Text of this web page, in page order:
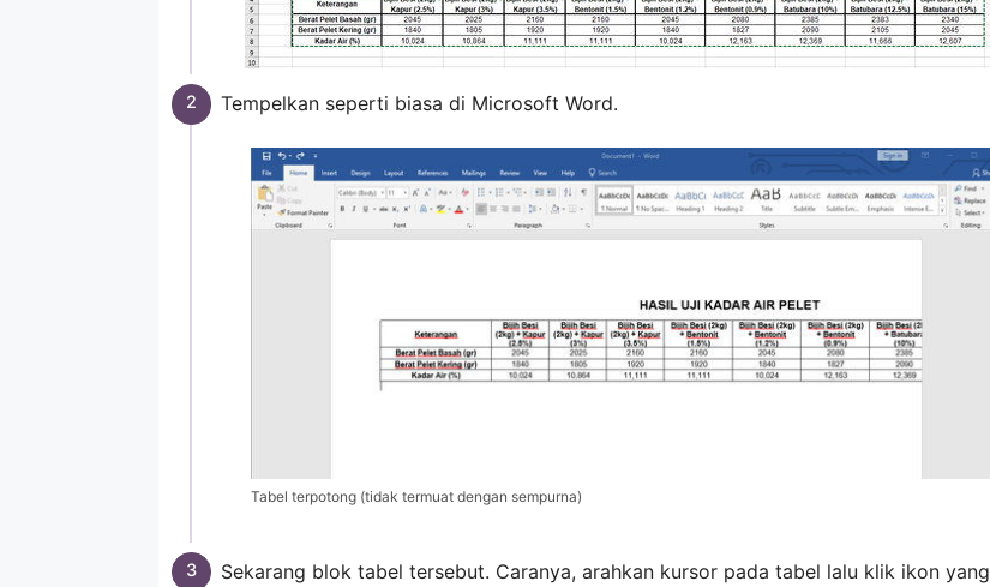
Tempelkan seperti biasa di Microsoft Word.
Tabel terpotong (tidak termuat dengan sempurna)
Sekarang blok tabel tersebut. Caranya, arahkan kursor pada tabel lalu klik ikon yang